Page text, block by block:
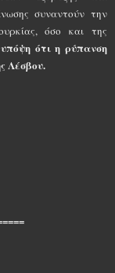
συναντούν την
όσο και της
ότι η ρύπανση
Λέσβου.